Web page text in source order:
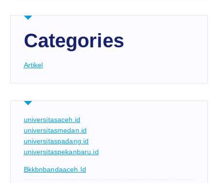
Categories
Artikel
universitasaceh.id
universitasmedan.id
universitaspadang.id
universitaspekanbaru.id
Bkkbnbandaaceh.id